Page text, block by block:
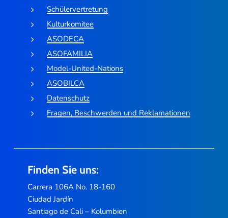
Schülervertretung
Kulturkomitee
ASODECA
ASOFAMILIA
Model-United-Nations
ASOBILCA
Datenschutz
Fragen, Beschwerden und Reklamationen
Finden Sie uns:
Carrera 106A No. 18-160
Ciudad Jardín
Santiago de Cali – Kolumbien